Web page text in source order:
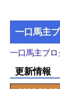
一口馬主
一口馬主ブロ
更新情報